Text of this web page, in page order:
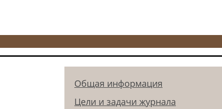
Общая информация
Цели и задачи журнала